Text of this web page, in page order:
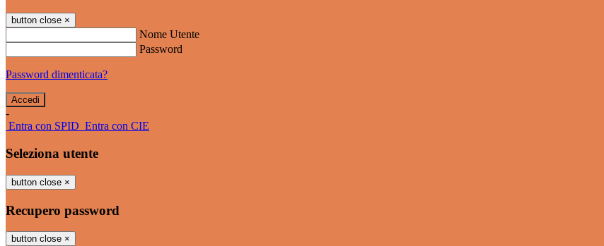
button close ×
Nome Utente
Password
Password dimenticata?
-
Entra con SPID Entra con CIE
Seleziona utente
button close ×
Recupero password
button close ×